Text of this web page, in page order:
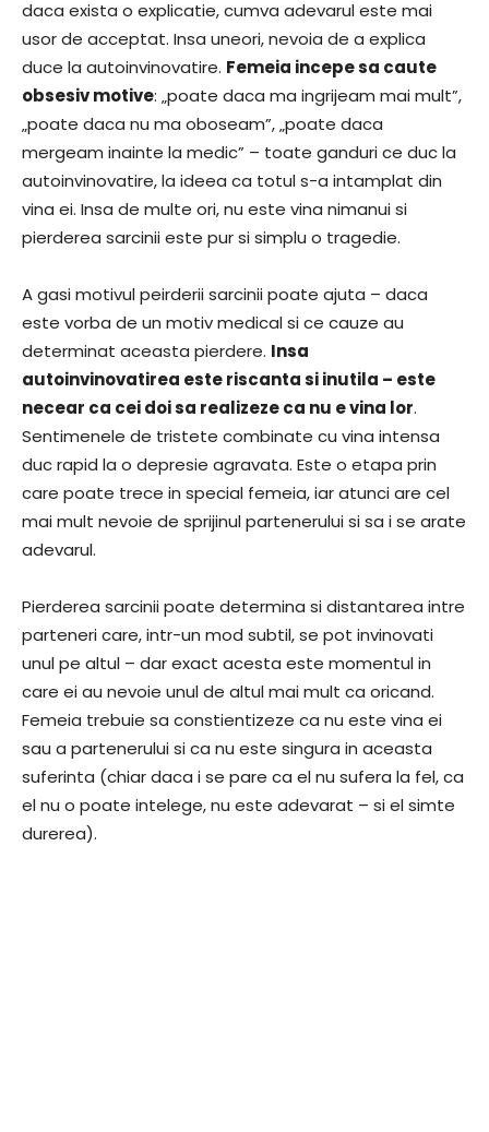
daca exista o explicatie, cumva adevarul este mai
usor de acceptat. Insa uneori, nevoia de a explica
duce la autoinvinovatire. Femeia incepe sa caute
obsesiv motive: „poate daca ma ingrijeam mai mult”,
„poate daca nu ma oboseam”, „poate daca
mergeam inainte la medic” – toate ganduri ce duc la
autoinvinovatire, la ideea ca totul s-a intamplat din
vina ei. Insa de multe ori, nu este vina nimanui si
pierderea sarcinii este pur si simplu o tragedie.
A gasi motivul peirderii sarcinii poate ajuta – daca
este vorba de un motiv medical si ce cauze au
determinat aceasta pierdere. Insa
autoinvinovatirea este riscanta si inutila – este
necear ca cei doi sa realizeze ca nu e vina lor.
Sentimenele de tristete combinate cu vina intensa
duc rapid la o depresie agravata. Este o etapa prin
care poate trece in special femeia, iar atunci are cel
mai mult nevoie de sprijinul partenerului si sa i se arate
adevarul.
Pierderea sarcinii poate determina si distantarea intre
parteneri care, intr-un mod subtil, se pot invinovati
unul pe altul – dar exact acesta este momentul in
care ei au nevoie unul de altul mai mult ca oricand.
Femeia trebuie sa constientizeze ca nu este vina ei
sau a partenerului si ca nu este singura in aceasta
suferinta (chiar daca i se pare ca el nu sufera la fel, ca
el nu o poate intelege, nu este adevarat – si el simte
durerea).